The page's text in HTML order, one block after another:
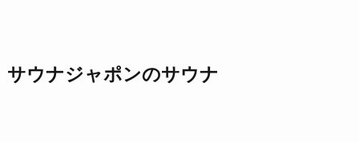
サウナジャポンのサウナ